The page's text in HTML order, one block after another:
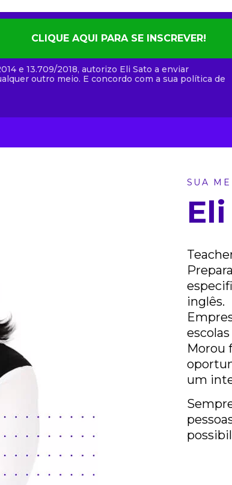
CLIQUE AQUI PARA SE INSCREVER!
e 13.709/2018, autorizo Eli Sato a enviar
outro meio. E concordo com a sua política de
SUA
inglês.
Morou
um